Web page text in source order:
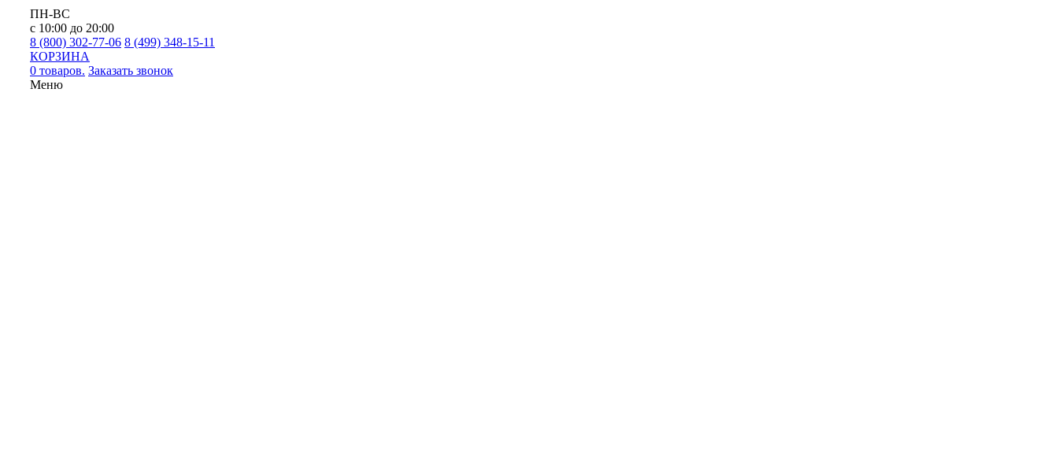
ПН-ВС
с 10:00 до 20:00
8 (800) 302-77-06 8 (499) 348-15-11
КОРЗИНА
0 товаров. Заказать звонок
Меню